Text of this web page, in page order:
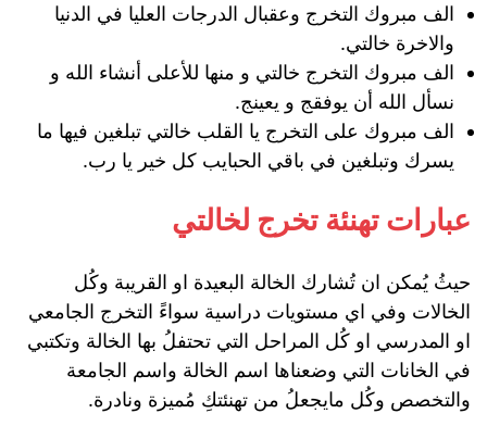
الف مبروك التخرج وعقبال الدرجات العليا في الدنيا
والاخرة خالتي.
الف مبروك التخرج خالتي و منها للأعلى أنشاء الله و
نسأل الله أن يوفقج و يعينج.
الف مبروك على التخرج يا القلب خالتي تبلغين فيها ما
يسرك وتبلغين في باقي الحبايب كل خير يا رب.
عبارات تهنئة تخرج لخالتي
حيثُ يُمكن ان تُشارك الخالة البعيدة او القريبة وكُل
الخالات وفي اي مستويات دراسية سواءً التخرج الجامعي
او المدرسي او كُل المراحل التي تحتفلُ بها الخالة وتكتبي
في الخانات التي وضعناها اسم الخالة واسم الجامعة
والتخصص وكُل مايجعلُ من تهنئتكِ مُميزة ونادرة.